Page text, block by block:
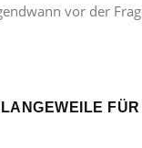
vor der